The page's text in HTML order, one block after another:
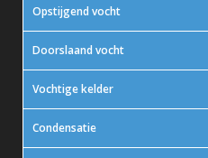
Opstijgend vocht
Doorslaand vocht
Vochtige kelder
Condensatie